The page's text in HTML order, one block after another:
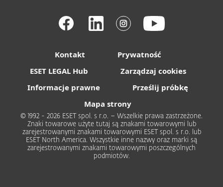
Kontakt
Prywatność
ESET LEGAL Hub
Zarządzaj cookies
Informacje prawne
Prześlij próbkę
Mapa strony
© 1992 - 2026 ESET spol. s r.o. – Wszelkie prawa zastrzeżone.
Znaki towarowe użyte tutaj są znakami towarowymi lub
zarejestrowanymi znakami towarowymi ESET spol. s r.o. lub
ESET North America. Wszystkie inne nazwy oraz marki są
zarejestrowanymi znakami towarowymi poszczególnych
podmiotów.